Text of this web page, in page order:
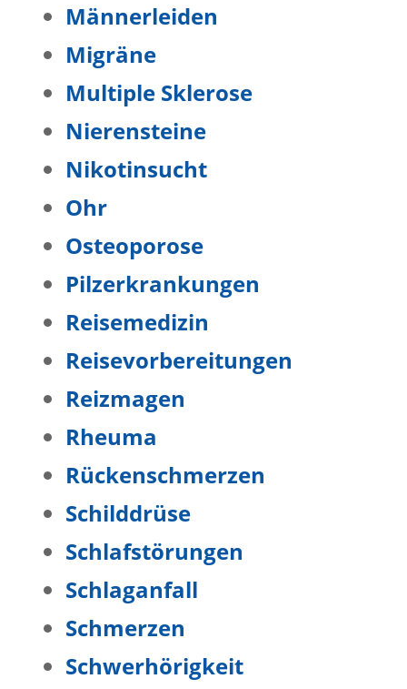
Männerleiden
Migräne
Multiple Sklerose
Nierensteine
Nikotinsucht
Ohr
Osteoporose
Pilzerkrankungen
Reisemedizin
Reisevorbereitungen
Reizmagen
Rheuma
Rückenschmerzen
Schilddrüse
Schlafstörungen
Schlaganfall
Schmerzen
Schwerhörigkeit